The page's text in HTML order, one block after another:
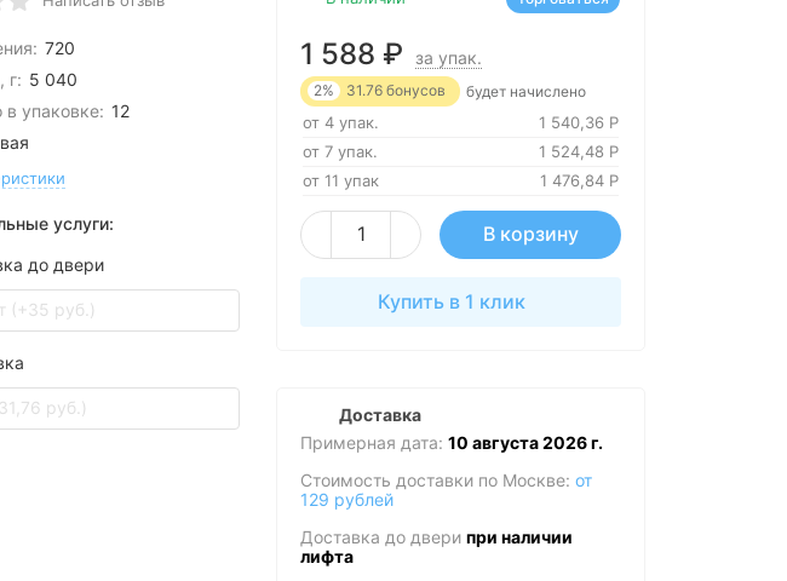
720
г: 5 040
в упаковке: 12
услуги:
до двери
(+35 руб.)
руб.)
1 588 ₽ за упак.
2% 31.76 бонусов будет начислено
от 4 упак. 1 540,36 Р
от 7 упак.
1 524,48 Р
от 11 упак
1 476,84 Р
В корзину
Купить в 1 клик
Доставка
Примерная дата: 10 августа 2026 г.
Стоимость доставки по Москве: от
129 рублей
Доставка до двери при наличии
лифта